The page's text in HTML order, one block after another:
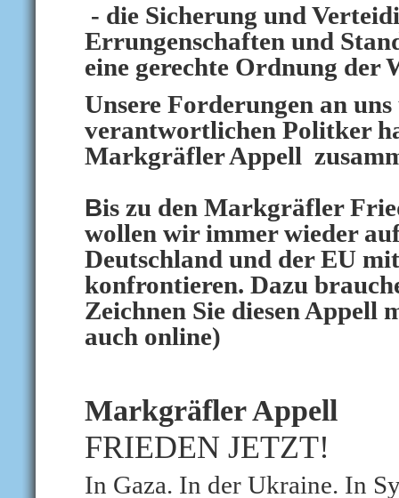
- die Sicherung und
Errungenschaften und
eine gerechte Ordnung der
Unsere Forderungen an
verantwortlichen Politker
Markgräfler Appell
Bis zu den Markgräfler
wollen wir immer wieder
Deutschland und der EU
konfrontieren. Dazu
Zeichnen Sie diesen
auch online)
Markgräfler Appell
FRIEDEN JETZT!
In Gaza. In der Ukraine. In